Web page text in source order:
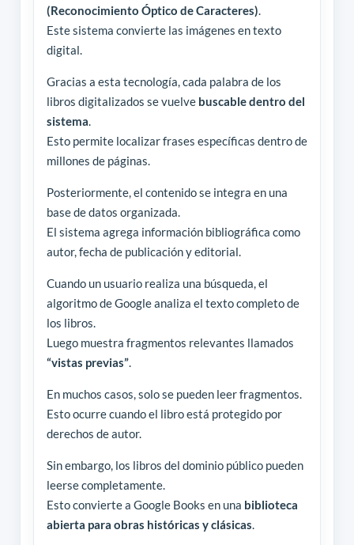
(Reconocimiento Óptico de Caracteres).
Este sistema convierte las imágenes en texto
digital.
Gracias a esta tecnología, cada palabra de los
libros digitalizados se vuelve buscable dentro del
sistema.
Esto permite localizar frases específicas dentro de
millones de páginas.
Posteriormente, el contenido se integra en una
base de datos organizada.
El sistema agrega información bibliográfica como
autor, fecha de publicación y editorial.
Cuando un usuario realiza una búsqueda, el
algoritmo de Google analiza el texto completo de
los libros.
Luego muestra fragmentos relevantes llamados
“vistas previas”.
En muchos casos, solo se pueden leer fragmentos.
Esto ocurre cuando el libro está protegido por
derechos de autor.
Sin embargo, los libros del dominio público pueden
leerse completamente.
Esto convierte a Google Books en una biblioteca
abierta para obras históricas y clásicas.